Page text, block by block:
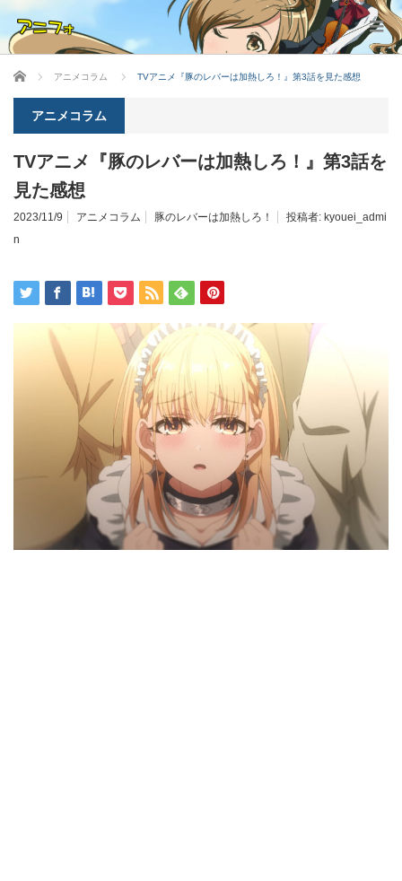
ホーム アニメコラム TVアニメ『豚のレバーは加熱しろ！』第3話を見た感想
アニメコラム
TVアニメ『豚のレバーは加熱しろ！』第3話を
見た感想
2023/11/9 アニメコラム 豚のレバーは加熱しろ！ 投稿者: kyouei_admi
n